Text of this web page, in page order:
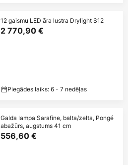
12 gaismu LED āra lustra Drylight S12
2 770,90 €
Piegādes laiks: 6 - 7 nedēļas
Galda lampa Sarafine, balta/zelta, Pongé
abažūrs, augstums 41 cm
556,60 €